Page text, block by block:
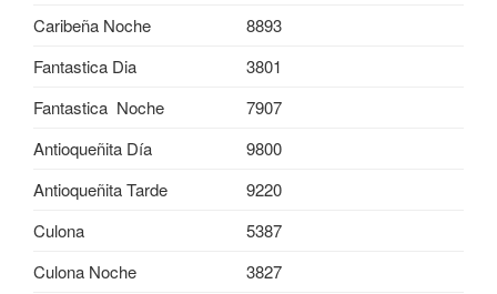
Caribeña Noche
8893
Fantastica Dia
3801
Fantastica Noche
7907
Antioqueñita Día
9800
Antioqueñita Tarde
9220
Culona
5387
Culona Noche
3827